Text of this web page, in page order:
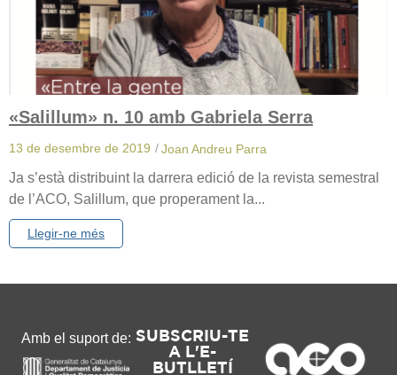
«Salillum» n. 10 amb Gabriela Serra
13 de desembre de 2019 /Joan Andreu Parra
Ja s’està distribuint la darrera edició de la revista semestral
de l’ACO, Salillum, que properament la...
Llegir-ne més
Amb el suport de: SUBSCRIU-TE
A L'E-
BUTLLETÍ